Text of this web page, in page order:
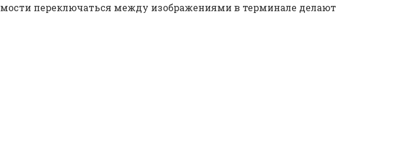
переключаться между изображениями в терминале делают